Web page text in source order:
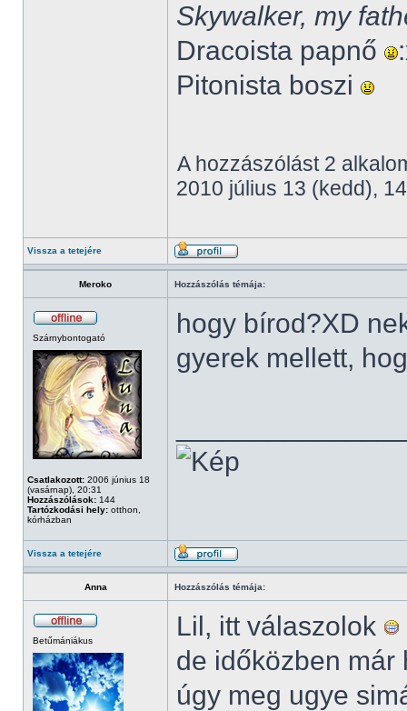
Skywalker, my
Dracoista papnő
Pitonista boszi
A hozzászólást 2
2010 július 13 (kedd),
Vissza a tetejére
Meroko Hozzászólás témája:
Szárnybontogató
Csatlakozott: 2006 június 18
(vasárnap), 20:31
Hozzászólások: 144
Tartózkodási hely: otthon,
kórházban
hogy bírod?XD
gyerek mellett,
Vissza a tetejére
Anna Hozzászólás témája:
Betűmániákus Lil, itt válaszolok
de időközben már
úgy meg ugye